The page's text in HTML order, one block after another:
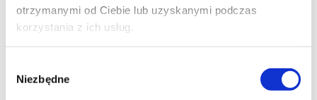
otrzymanymi od Ciebie lub uzyskanymi podczas
korzystania z ich usług.
zgody
Niezbędne